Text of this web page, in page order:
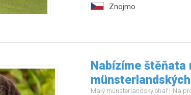
Znojmo
Nabízíme štěňata
Malý münsterlandský ohař Na